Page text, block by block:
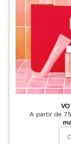
A partir de